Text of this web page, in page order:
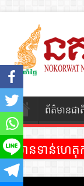
ព័ត៌មានជា
ព័ត៌មានទាន់ហេតុ